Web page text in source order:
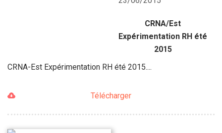
CRNA/Est
Expérimentation RH été
2015
CRNA-Est Expérimentation RH été 2015....
Télécharger